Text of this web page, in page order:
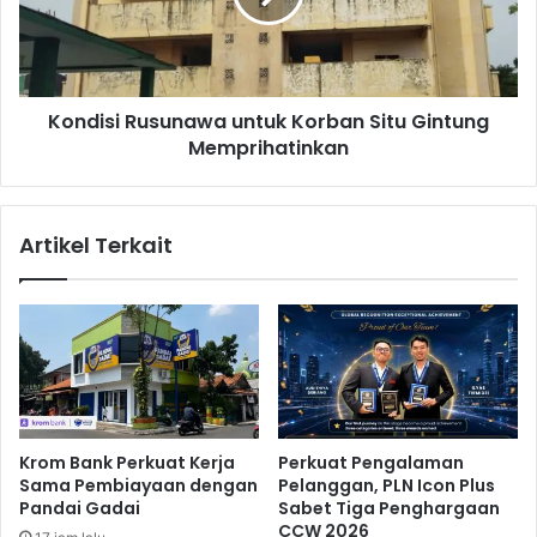
g
u
r
u
m
s
o
g
o
r
D
i
k
u
s
i
R
u
a
u
k
K
o
b
a
Kondisi Rusunawa untuk Korban Situ Gintung
Memprihatinkan
Artikel Terkait
Krom Bank Perkuat Kerja
Sama Pembiayaan dengan
Pandai Gadai
Perkuat Pengalaman
Pelanggan, PLN Icon Plus
Sabet Tiga Penghargaan
CCW 2026